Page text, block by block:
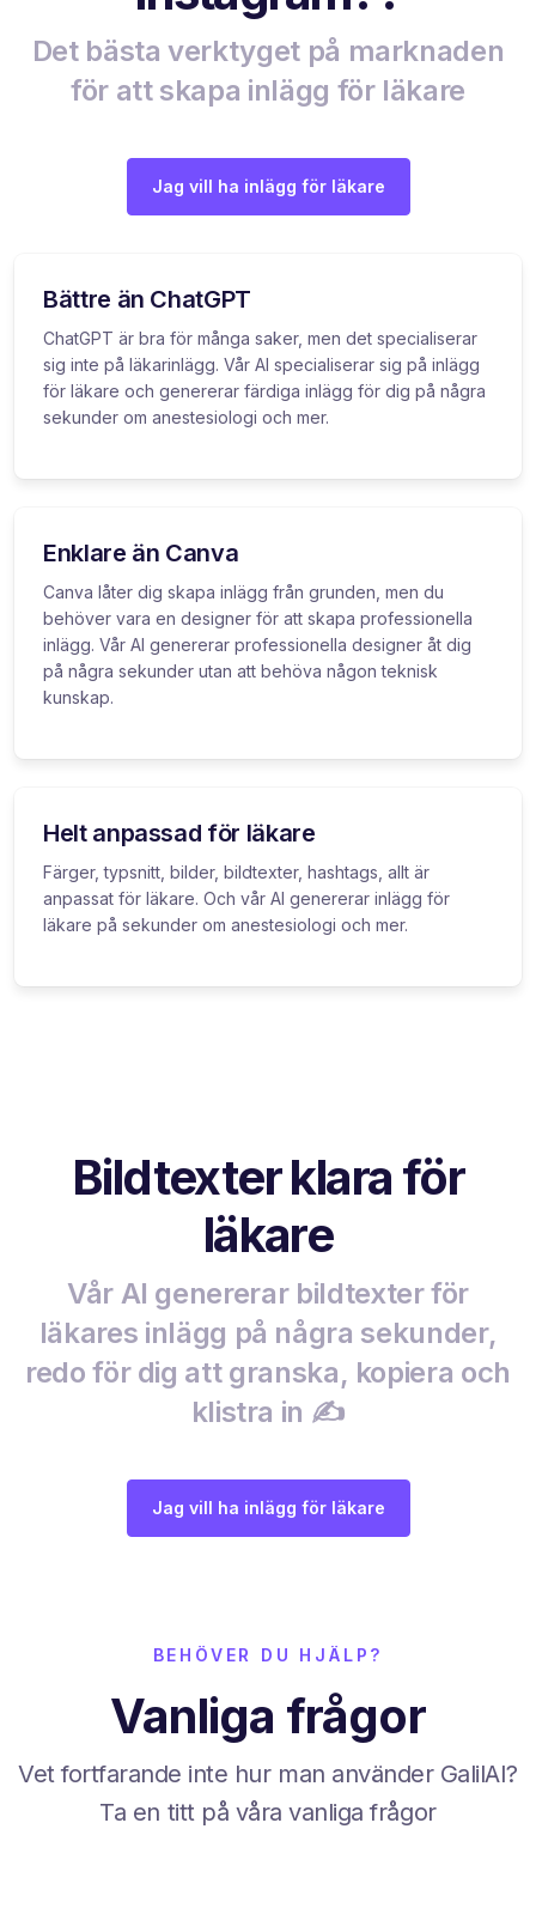
Det bästa verktyget på marknaden
för att skapa inlägg för läkare
Jag vill ha inlägg för läkare
Bättre än ChatGPT
ChatGPT är bra för många saker, men det specialiserar
sig inte på läkarinlägg. Vår AI specialiserar sig på inlägg
för läkare och genererar färdiga inlägg för dig på några
sekunder om anestesiologi och mer.
Enklare än Canva
Canva låter dig skapa inlägg från grunden, men du
behöver vara en designer för att skapa professionella
inlägg. Vår AI genererar professionella designer åt dig
på några sekunder utan att behöva någon teknisk
kunskap.
Helt anpassad för läkare
Färger, typsnitt, bilder, bildtexter, hashtags, allt är
anpassat för läkare. Och vår AI genererar inlägg för
läkare på sekunder om anestesiologi och mer.
Bildtexter klara för
läkare
Vår AI genererar bildtexter för
läkares inlägg på några sekunder,
redo för dig att granska, kopiera och
klistra in ✍️
Jag vill ha inlägg för läkare
BEHÖVER DU HJÄLP?
Vanliga frågor
Vet fortfarande inte hur man använder GalilAI?
Ta en titt på våra vanliga frågor